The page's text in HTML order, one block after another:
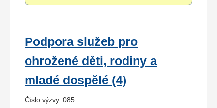
Podpora služeb pro
ohrožené děti, rodiny a
mladé dospělé (4)
Číslo výzvy: 085